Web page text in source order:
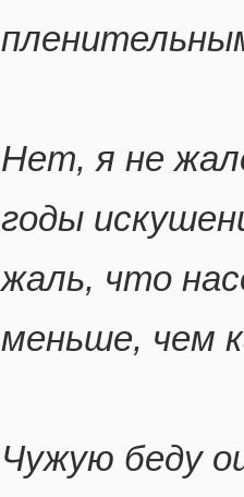
Нет, я не
годы
жаль, что
меньше, чем
Чужую беду